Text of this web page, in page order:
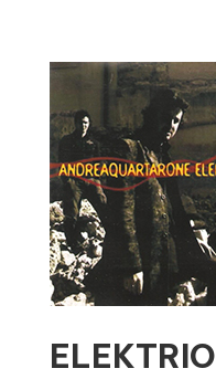
ELEKTRIO